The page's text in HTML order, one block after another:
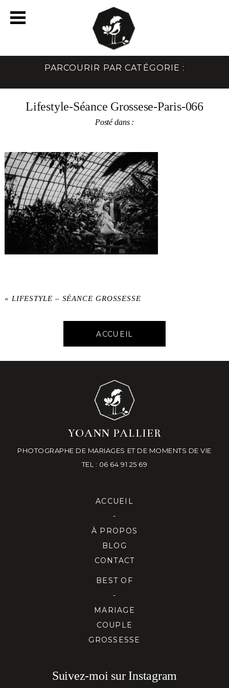
PARCOURIR PAR CATÉGORIE :
Lifestyle-Séance Grossese-Paris-066
Posté dans :
« LIFESTYLE – SÉANCE GROSSESSE
ACCUEIL
YOANN PALLIER
PHOTOGRAPHE DE MARIAGES ET DE MOMENTS DE VIE
TEL : 06 64 91 25 69
ACCUEIL
-
À PROPOS
BLOG
CONTACT
BEST OF
-
MARIAGE
COUPLE
GROSSESSE
Suivez-moi sur Instagram